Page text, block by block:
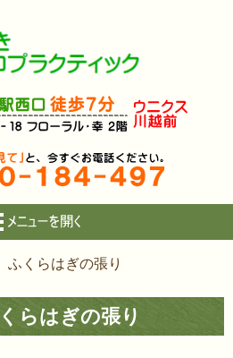
ふくらはぎの張り
らはぎの張り